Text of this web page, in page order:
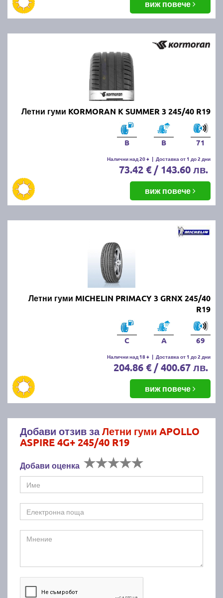
виж повече
Летни гуми KORMORAN K SUMMER 3 245/40 R19
B B 71
Налични над 20 + | Доставка от 1 до 2 дни
73.42 € / 143.60 лв.
виж повече
Летни гуми MICHELIN PRIMACY 3 GRNX 245/40
R19
C A 69
Налични над 18 + | Доставка от 1 до 2 дни
204.86 € / 400.67 лв.
виж повече
Добави отзив заЛетни гуми APOLLO
ASPIRE 4G+ 245/40 R19
Добави оценка